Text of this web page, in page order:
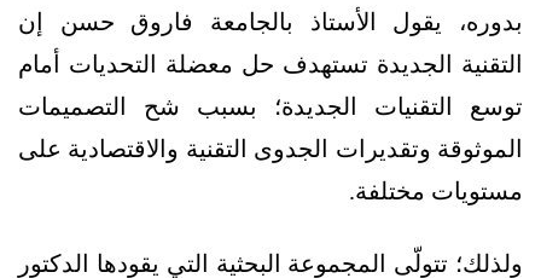
بدوره، يقول الأستاذ بالجامعة فاروق حسن إن
التقنية الجديدة تستهدف حل معضلة التحديات أمام
توسع التقنيات الجديدة؛ بسبب شح التصميمات
الموثوقة وتقديرات الجدوى التقنية والاقتصادية على
مستويات مختلفة.
ولذلك؛ تتولّى المجموعة البحثية التي يقودها الدكتور